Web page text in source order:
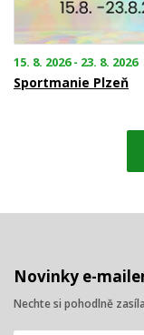
15. 8. 2026 - 23. 8. 2026
Sportmanie Plzeň
Novinky e-
Nechte si pohodlně